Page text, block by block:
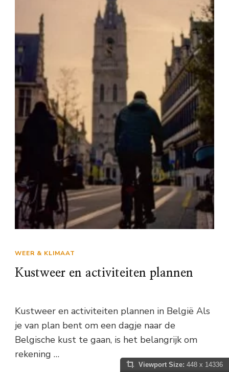
WEER & KLIMAAT
Kustweer en activiteiten plannen
Kustweer en activiteiten plannen in België Als
je van plan bent om een dagje naar de
Belgische kust te gaan, is het belangrijk om
rekening …
Viewport Size: 448 x 14336